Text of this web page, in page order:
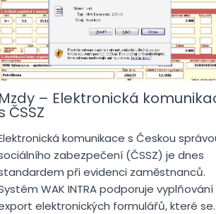
Mzdy – Elektronická
ČSSZ
komunikace s Českou
zabezpečení (ČSSZ) je dnes
při evidenci zaměstnanců.
WAK INTRA podporuje vyplňování
elektronických formulářů, které